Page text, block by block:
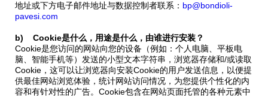
文件
特殊应用齿轮变速箱
液压控制型多片离合器
齿轮泵和马达
开路式轴向柱塞泵
Motori elettrici brushless - Serie MS
地址或下方电子邮件地址与数据控制者联系： bp@bondioli-
pavesi.com
b) Cookie是什么，用途是什么，由谁进行安装？
Cookie是您访问的网站向您的设备（例如：个人电脑、平板电
脑、智能手机等）发送的小型文本字符串，浏览器存储和/或读取
Cookie，这可以让浏览器向安装Cookie的用户发送信息，以便提
供最佳网站浏览体验，统计网站访问情况，为您提供个性化的内
容和有针对性的广告。Cookie包含在网站页面托管的各种元素中